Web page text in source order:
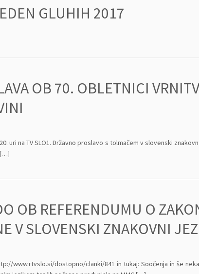
GLUHIH 2017
OB 70. OBLETNICI
uri na TV SLO1. Državno proslavo s tolmačem v slovenski
[…]
OB REFERENDUMU O
V SLOVENSKI ZNAKOVNI
www.rtvslo.si/dostopno/clanki/841 in tukaj: Soočenja in še